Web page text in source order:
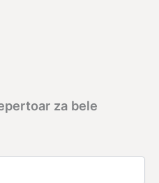
za bele